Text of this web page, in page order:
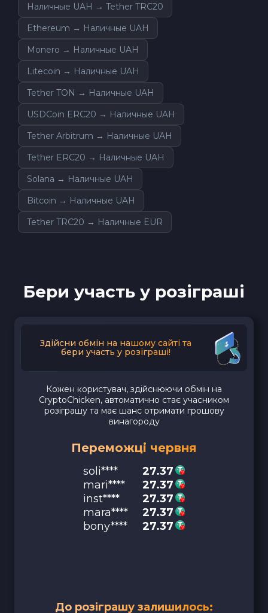
Наличные UAH → Tether TRC20
Ethereum → Наличные UAH
Monero → Наличные UAH
Litecoin → Наличные UAH
Tether TON → Наличные UAH
USDCoin ERC20 → Наличные UAH
Tether Arbitrum → Наличные UAH
Tether ERC20 → Наличные UAH
Solana → Наличные UAH
Bitcoin → Наличные UAH
Tether TRC20 → Наличные EUR
Бери участь у розіграші
Здійсни обмін на нашому сайті та
бери участь у розіграші!
Кожен користувач, здійснюючи обмін на
CryptoChicken, автоматично стає учасником
розіграшу та має шанс отримати грошову
винагороду
Переможці червня
soli****
27.37
mari****
27.37
inst****
27.37
mara****
27.37
bony****
27.37
До розіграшу залишилось: